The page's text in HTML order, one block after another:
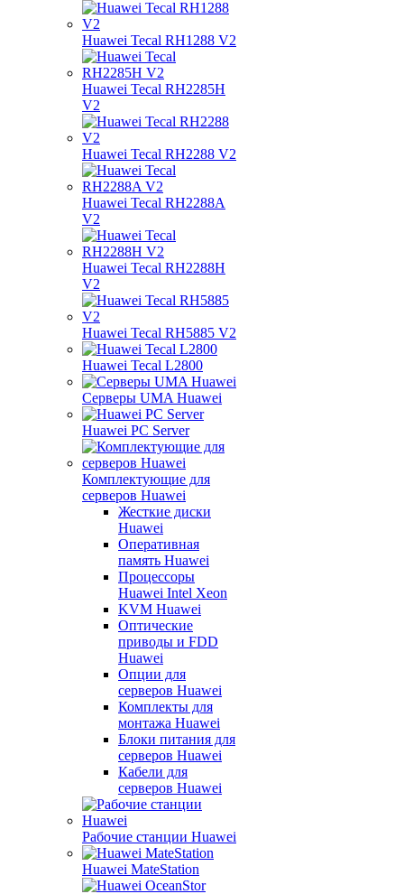
Huawei Tecal RH1288 V2
Huawei Tecal RH2285H
V2
Huawei Tecal RH2288 V2
Huawei Tecal RH2288A
V2
Huawei Tecal RH2288H
V2
Huawei Tecal RH5885 V2
Huawei Tecal L2800
Серверы UMA Huawei
Huawei PC Server
Комплектующие для
серверов Huawei
Жесткие диски
Huawei
Оперативная
память Huawei
Процессоры
Huawei Intel Xeon
KVM Huawei
Оптические
приводы и FDD
Huawei
Опции для
серверов Huawei
Комплекты для
монтажа Huawei
Блоки питания для
серверов Huawei
Кабели для
серверов Huawei
Рабочие станции Huawei
Huawei MateStation